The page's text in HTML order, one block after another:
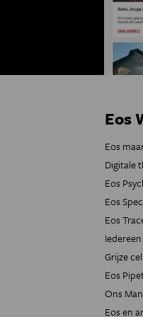
Eos
Eos
Digitale
Eos
Eos
Eos
Grijze
Eos
Ons
Eos en